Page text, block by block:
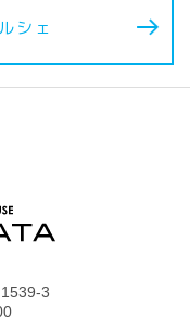
シェ
3